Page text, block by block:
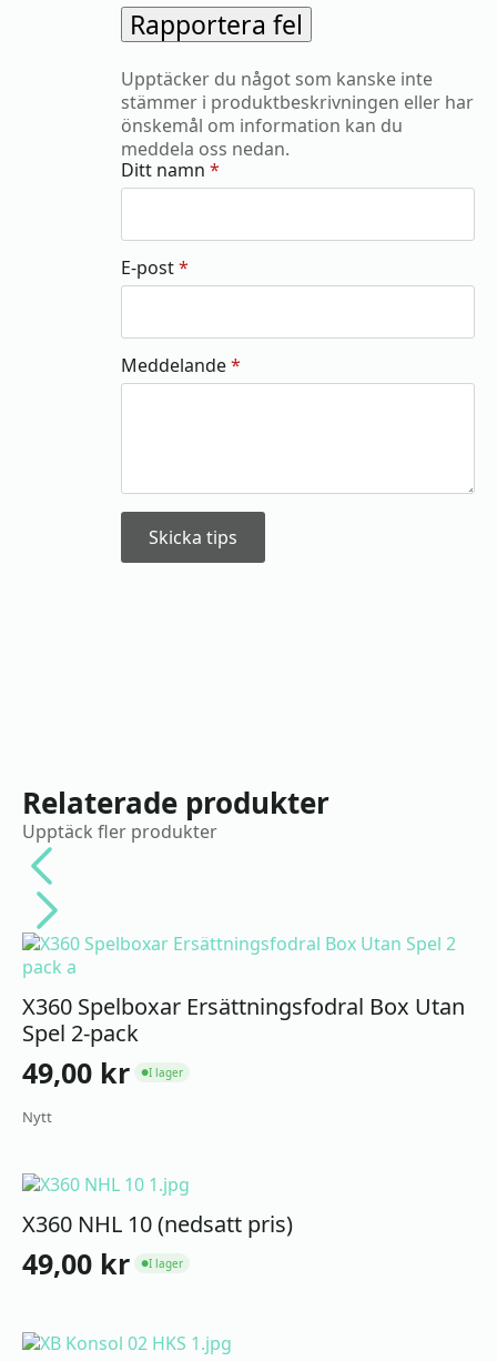
Rapportera fel
Upptäcker du något som kanske inte
stämmer i produktbeskrivningen eller har
önskemål om information kan du
meddela oss nedan.
Ditt namn *
E-post*
Meddelande*
Skicka tips
Relaterade produkter
Upptäck fler produkter
X360 Spelboxar Ersättningsfodral Box Utan
Spel 2-pack
49,00 kr ●I lager
Nytt
X360 NHL 10 (nedsatt pris)
49,00 kr ●I lager